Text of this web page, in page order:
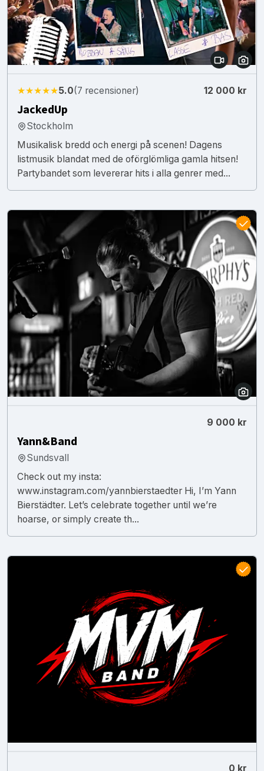
★★★★★5.0(7 recensioner) 12 000 kr
JackedUp
Stockholm
Musikalisk bredd och energi på scenen! Dagens
listmusik blandat med de oförglömliga gamla hitsen!
Partybandet som levererar hits i alla genrer med...
9 000 kr
Yann&Band
Sundsvall
Check out my insta:
www.instagram.com/yannbierstaedter Hi, I’m Yann
Bierstädter. Let’s celebrate together until we’re
hoarse, or simply create th...
0 kr